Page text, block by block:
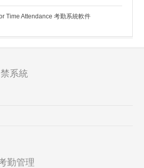
Time Attendance 考勤系統軟件
系統
勤管理